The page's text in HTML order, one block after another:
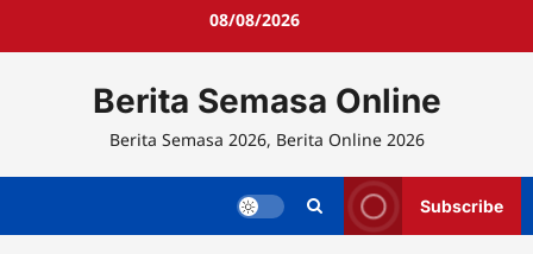
08/08/2026
Berita Semasa Online
Berita Semasa 2026, Berita Online 2026
Subscribe